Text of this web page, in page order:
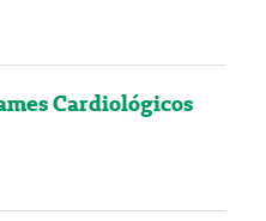
Cardiológicos